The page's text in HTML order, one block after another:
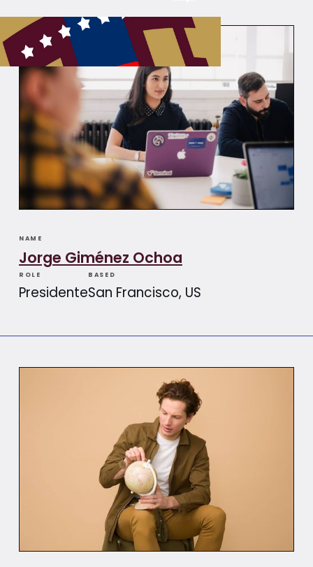
NAME
Jorge Giménez Ochoa
ROLE
Presidente
BASED
San Francisco, US